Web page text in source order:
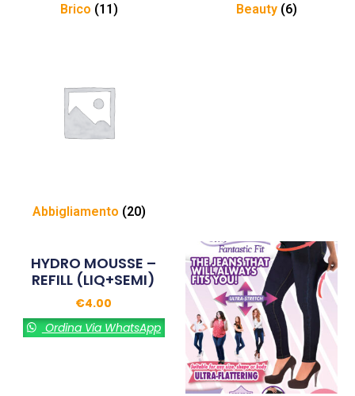
Brico (11) Beauty (6)
Abbigliamento (20)
HYDRO MOUSSE –
REFILL (LIQ+SEMI)
€4.00
Ordina Via WhatsApp